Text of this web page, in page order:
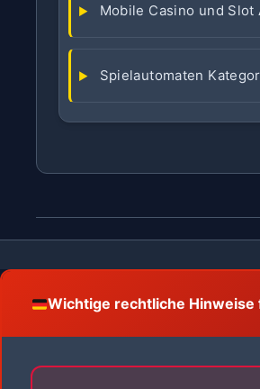
Mobile Casino und Slot
Spielautomaten
Wichtige rechtliche Hinweise